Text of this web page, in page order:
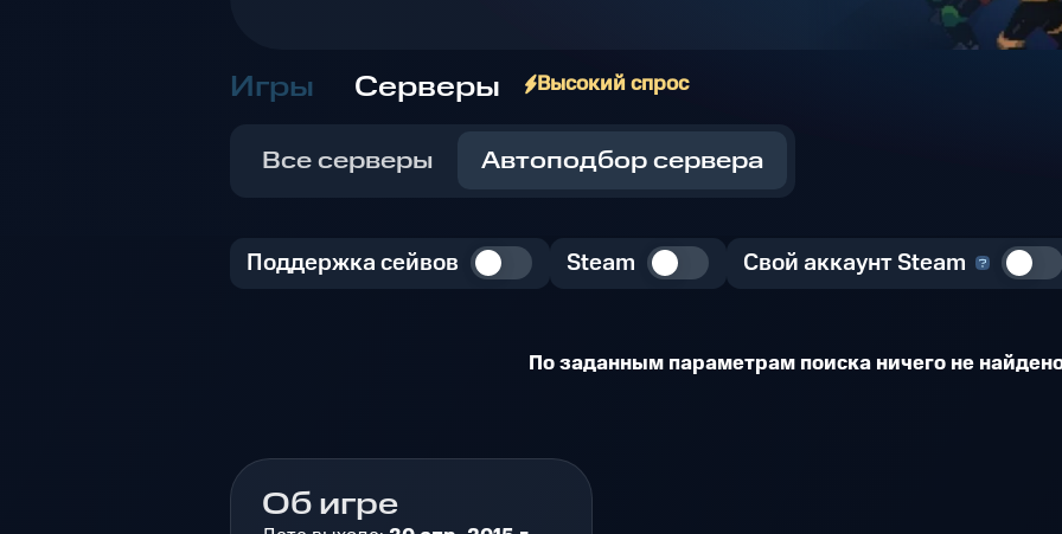
Игры Серверы Высокий спрос
Все серверы Автоподбор сервера
Поддержка сейвов Steam Свой аккаунт Steam
По заданным параметрам поиска ничего не
Об игре